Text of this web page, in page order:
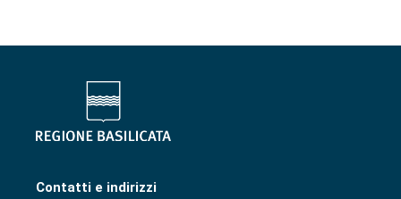
Contatti e indirizzi